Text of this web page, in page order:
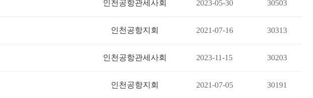
인천공항관세사회 2023-05-30 30503
인천공항지회 2021-07-16 30313
인천공항관세사회 2023-11-15 30203
인천공항지회 2021-07-05 30191